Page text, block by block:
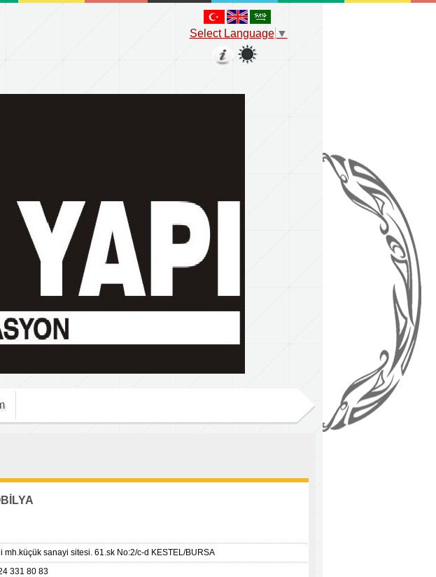
Select Language ▼
mh.küçük sanayi sitesi. 61.sk No:2/c-d KESTEL/BURSA
331 80 83